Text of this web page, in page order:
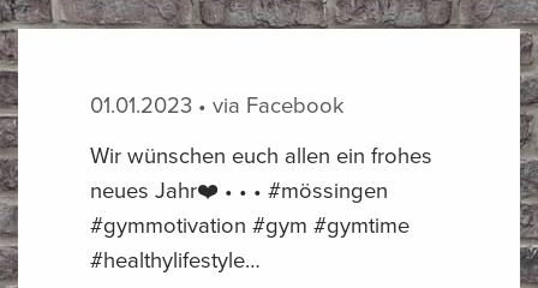
01.01.2023 • via Facebook
Wir wünschen euch allen ein frohes
neues Jahr❤️ • • • #mössingen
#gymmotivation #gym #gymtime
#healthylifestyle…